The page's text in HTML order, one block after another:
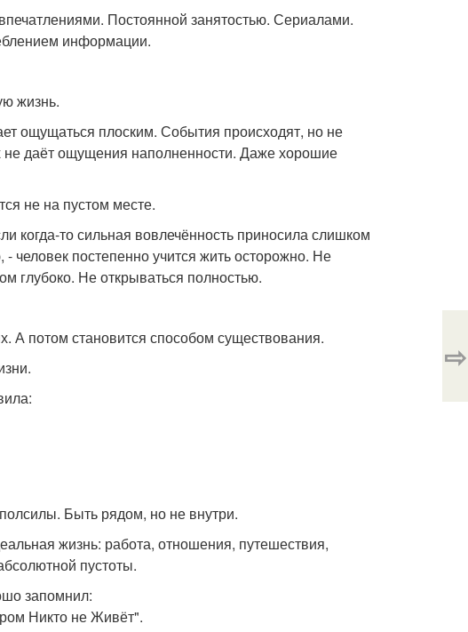
Постоянной занятостью. Сериалами.
информации.
жизнь.
ощущаться плоским. События происходят, но не
не даёт ощущения наполненности. Даже хорошие
не на пустом месте.
когда-то сильная вовлечённость приносила слишком
человек постепенно учится жить осторожно. Не
глубоко. Не открываться полностью.
А потом становится способом существования.
Быть рядом, но не внутри.
жизнь: работа, отношения, путешествия,
пустоты.
запомнил:
Никто не Живёт".
⇨